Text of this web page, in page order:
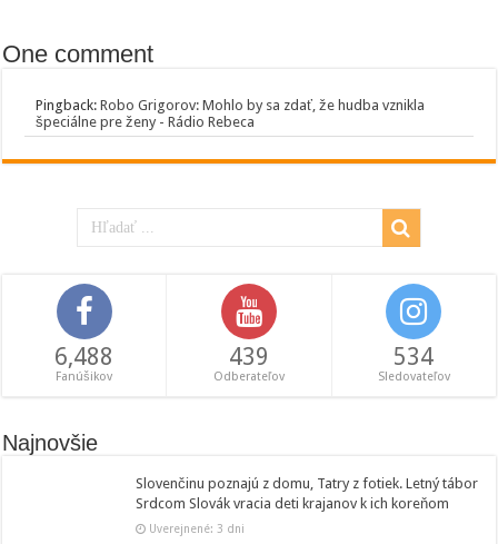
One comment
Pingback:Robo Grigorov: Mohlo by sa zdať, že hudba vznikla
špeciálne pre ženy - Rádio Rebeca
6,488
Fanúšikov
439
Odberateľov
534
Sledovateľov
Najnovšie
Slovenčinu poznajú z domu, Tatry z fotiek. Letný tábor
Srdcom Slovák vracia deti krajanov k ich koreňom
Uverejnené: 3 dni